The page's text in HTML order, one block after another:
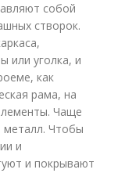
собой
створок.
или уголка, и
как
рама, на
Чаще
металл. Чтобы
и
и покрывают